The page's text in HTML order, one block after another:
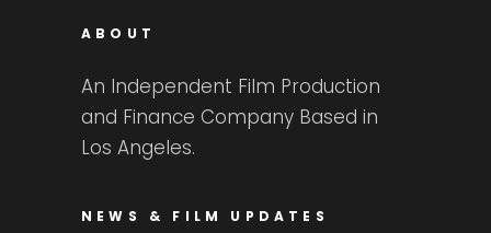
ABOUT
An Independent Film Production
and Finance Company Based in
Los Angeles.
NEWS & FILM UPDATES